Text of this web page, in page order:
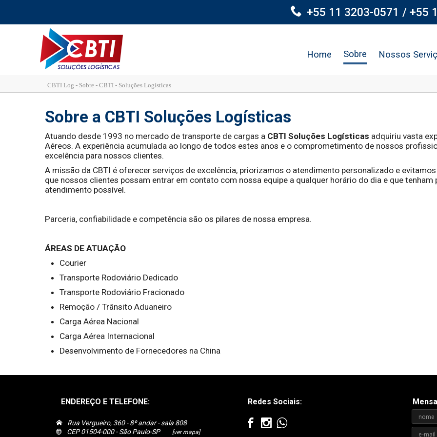
+55 11 3203-0571 / +55
Home Sobre Nossos
CBTI Log - Sobre - CBTI - Soluções Logísticas
Sobre a CBTI Soluções Logísticas
Atuando desde 1993 no mercado de transporte de cargas a CBTI Soluções Logísticas adquiriu vasta
Aéreos. A experiência acumulada ao longo de todos estes anos e o comprometimento de nossos
excelência para nossos clientes.
A missão da CBTI é oferecer serviços de excelência, priorizamos o atendimento personalizado e
que nossos clientes possam entrar em contato com nossa equipe a qualquer horário do dia e que
atendimento possível.
Parceria, confiabilidade e competência são os pilares de nossa empresa.
ÁREAS DE ATUAÇÃO
Courier
Transporte Rodoviário Dedicado
Transporte Rodoviário Fracionado
Remoção / Trânsito Aduaneiro
Carga Aérea Nacional
Carga Aérea Internacional
Desenvolvimento de Fornecedores na China
ENDEREÇO E TELEFONE:
Rua Vergueiro, 360 - 8º andar - sala 808
CEP 01504-000 - São Paulo-SP
[ver mapa]
Redes Sociais: